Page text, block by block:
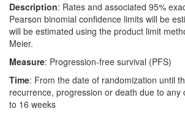
Description: Rates and associated 95%
Pearson binomial confidence limits will be
will be estimated using the product limit
Meier.
Measure: Progression-free survival (PFS)
Time: From the date of randomization until
recurrence, progression or death due to any
to 16 weeks